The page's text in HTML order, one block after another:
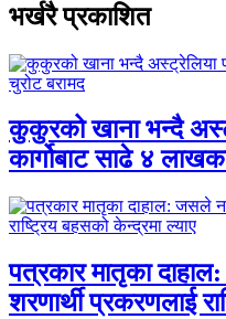
भर्खरै प्रकाशित
कुकुरको खाना भन्दै
कार्गोबाट साढे ४
पत्रकार मातृका
शरणार्थी प्रकरणलाई